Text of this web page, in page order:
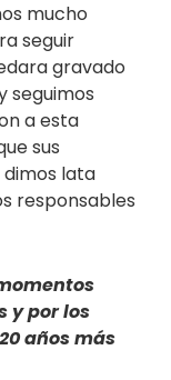
mucho
seguir
gravado
seguimos
a esta
sus
dimos lata
responsables
y por los
años más